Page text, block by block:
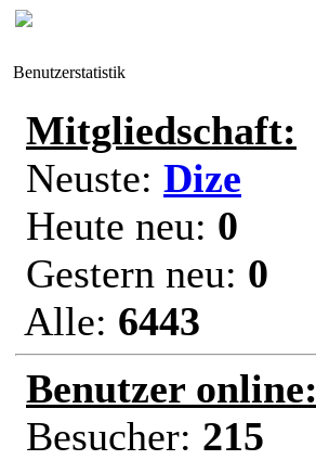
Benutzerstatistik
Mitgliedschaft:
Neuste: Dize
Heute neu: 0
Gestern neu: 0
Alle: 6443
Benutzer online:
Besucher: 215